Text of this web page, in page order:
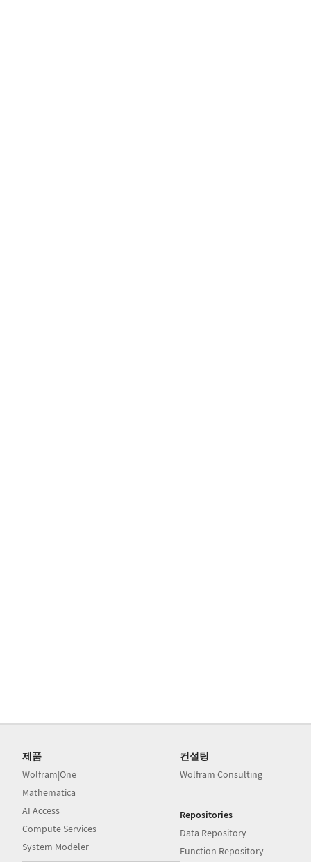
제품
Wolfram|One
Mathematica
AI Access
Compute Services
System Modeler
컨설팅
Wolfram Consulting
Repositories
Data Repository
Function Repository